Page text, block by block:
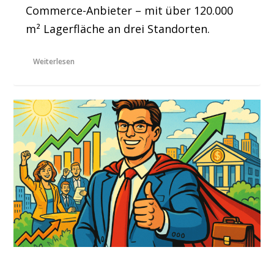
Commerce-Anbieter – mit über 120.000
m² Lagerfläche an drei Standorten.
Weiterlesen